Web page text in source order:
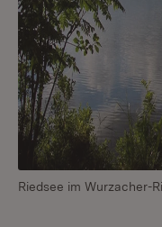
Riedsee im Wurzacher-